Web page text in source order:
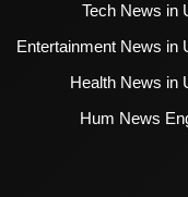
Tech News in
Entertainment News in
Health News in
Hum News